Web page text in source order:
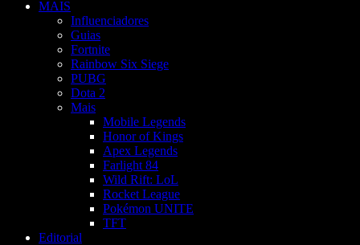
MAIS
Influenciadores
Guias
Fortnite
Rainbow Six Siege
PUBG
Dota 2
Mais
Mobile Legends
Honor of Kings
Apex Legends
Farlight 84
Wild Rift: LoL
Rocket League
Pokémon UNITE
TFT
Editorial